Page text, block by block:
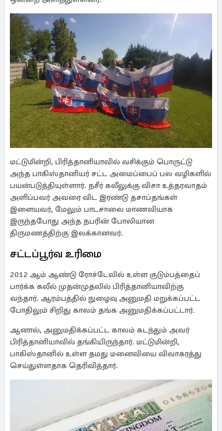
மட்டுமின்றி, பிரித்தானியாவில் வசிக்கும் பொருட்டு
அந்த பாகிஸ்தானியர் சட்ட அமைப்பைப் பல வழிகளில்
பயன்படுத்தியுள்ளார். நசீர் கலீலுக்கு விசா உத்தரவாதம்
அளிப்பவர் அவரை விட இரண்டு தசாப்தங்கள்
இளையவர், மேலும் பாடசாலை மாணவியாக
இருந்தபோது அந்த நபரின் போலியான
திருமணத்திற்கு இலக்கானவர்.
சட்டப்பூர்வ உரிமை
2012 ஆம் ஆண்டு ரோச்டேலில் உள்ள குடும்பத்தைப்
பார்க்க கலீல் முதன்முதலில் பிரித்தானியாவிற்கு
வந்தார். ஆரம்பத்தில் நுழைவு அனுமதி மறுக்கப்பட்ட
போதிலும் சிறிது காலம் தங்க அனுமதிக்கப்பட்டார்.
ஆனால், அனுமதிக்கப்பட்ட காலம் கடந்தும் அவர்
பிரித்தானியாவில் தங்கியிருந்தார். மட்டுமின்றி,
பாகிஸ்தானில் உள்ள தமது மனைவியை விவாகரத்து
செய்துள்ளதாக தெரிவித்தார்.